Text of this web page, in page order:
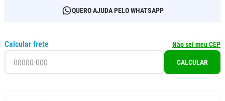
QUERO AJUDA PELO WHATSAPP
Calcular frete Não sei meu CEP
CALCULAR